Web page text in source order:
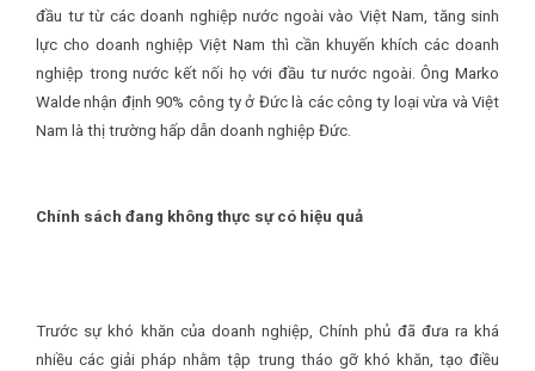
đầu tư từ các doanh nghiệp nước ngoài vào Việt Nam, tăng sinh
lực cho doanh nghiệp Việt Nam thì cần khuyến khích các doanh
nghiệp trong nước kết nối họ với đầu tư nước ngoài. Ông Marko
Walde nhận định 90% công ty ở Đức là các công ty loại vừa và Việt
Nam là thị trường hấp dẫn doanh nghiệp Đức.
Chính sách đang không thực sự có hiệu quả
Trước sự khó khăn của doanh nghiệp, Chính phủ đã đưa ra khá
nhiều các giải pháp nhằm tập trung tháo gỡ khó khăn, tạo điều